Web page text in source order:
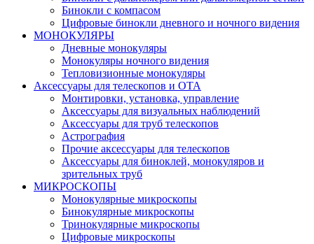
Бинокли с компасом
Цифровые бинокли дневного и ночного видения
МОНОКУЛЯРЫ
Дневные монокуляры
Монокуляры ночного видения
Тепловизионные монокуляры
Аксессуары для телескопов и ОТА
Монтировки, установка, управление
Аксессуары для визуальных наблюдений
Аксессуары для труб телескопов
Астрография
Прочие аксессуары для телескопов
Аксессуары для биноклей, монокуляров и
зрительных труб
МИКРОСКОПЫ
Монокулярные микроскопы
Бинокулярные микроскопы
Тринокулярные микроскопы
Цифровые микроскопы